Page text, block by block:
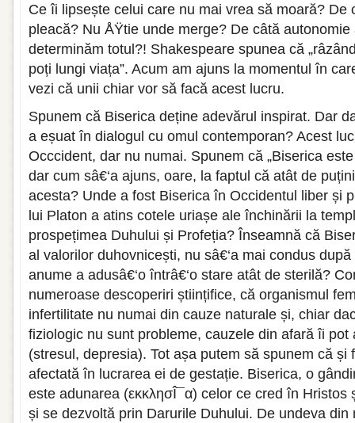
Ce îi lipsește celui care nu mai vrea să moară? De
pleacă? Nu ÅŸtie unde merge? De câtă
determinăm totul?! Shakespeare spunea că
poți lungi viața”. Acum am ajuns la momentul în
vezi că unii chiar vor să facă acest lucru.
Spunem că Biserica deține adevărul inspirat. Dar
a eșuat în dialogul cu omul contemporan? Acest
Occcident, dar nu numai. Spunem că „Biserica
dar cum sâ€‘a ajuns, oare, la faptul că atât de
acesta? Unde a fost Biserica în Occidentul liber și
lui Platon a atins cotele uriașe ale închinării la
prospețimea Duhului și Profeția? Înseamnă că
al valorilor duhovnicești, nu sâ€‘a mai condus
anume a adusâ€‘o întrâ€‘o stare atât de sterilă?
numeroase descoperiri științifice, că organismul
infertilitate nu numai din cauze naturale și, chiar
fiziologic nu sunt probleme, cauzele din afară îi pot
(stresul, depresia). Tot așa putem să spunem că și
afectată în lucrarea ei de gestație. Biserica, o
este adunarea (εκκλησÎ¯α) celor ce cred în Hristos
și se dezvoltă prin Darurile Duhului. De undeva din